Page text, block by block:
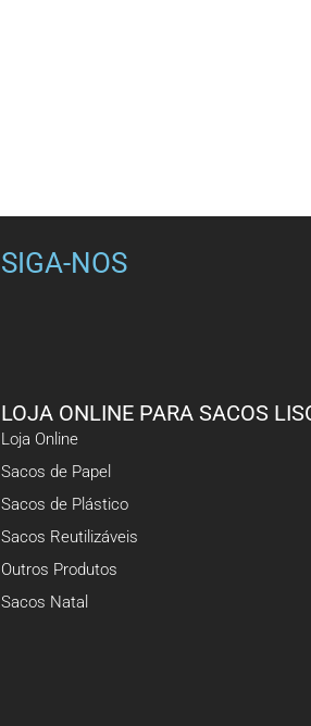
SIGA-NOS
LOJA ONLINE PARA SACOS
Loja Online
Sacos de Papel
Sacos de Plástico
Sacos Reutilizáveis
Outros Produtos
Sacos Natal